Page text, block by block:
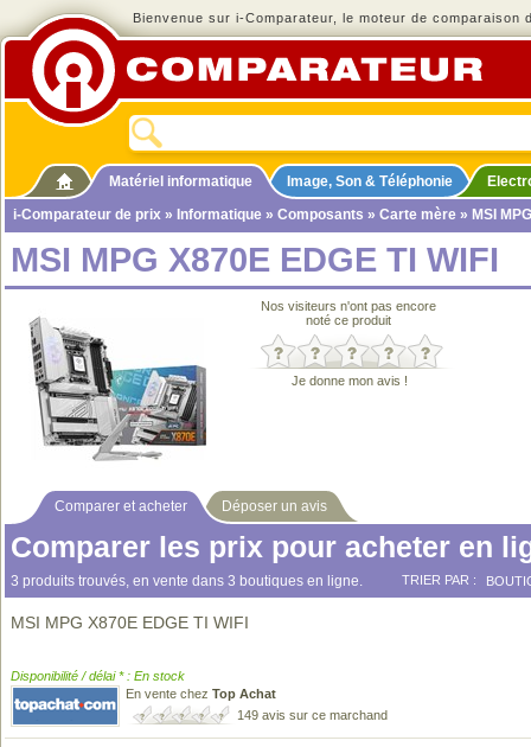
Bienvenue sur i-Comparateur, le moteur de comparaison
Matériel informatique Image, Son & Téléphonie
i-Comparateur de prix » Informatique » Composants » Carte mère » MSI
MSI MPG X870E EDGE TI WIFI
Nos visiteurs n'ont pas encore
noté ce produit
Je donne mon avis !
Comparer et acheter Déposer un avis
Comparer les prix pour acheter en
3 produits trouvés, en vente dans 3 boutiques en ligne. TRIER PAR :
MSI MPG X870E EDGE TI WIFI
Disponibilité / délai * : En stock
En vente chez Top Achat
149 avis sur ce marchand